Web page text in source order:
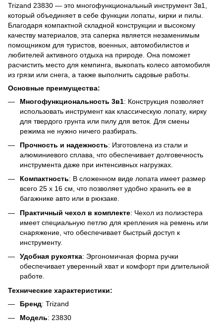
Trizand 23830 — это многофункциональный инструмент 3в1,
который объединяет в себе функции лопаты, кирки и пилы.
Благодаря компактной складной конструкции и высокому
качеству материалов, эта саперка является незаменимым
помощником для туристов, военных, автомобилистов и
любителей активного отдыха на природе. Она поможет
расчистить место для кемпинга, выкопать колесо автомобиля
из грязи или снега, а также выполнить садовые работы.
Основные преимущества:
Многофункциональность 3в1: Конструкция позволяет
использовать инструмент как классическую лопату, кирку
для твердого грунта или пилу для веток. Для смены
режима не нужно ничего разбирать.
Прочность и надежность: Изготовлена из стали и
алюминиевого сплава, что обеспечивает долговечность
инструмента даже при интенсивных нагрузках.
Компактность: В сложенном виде лопата имеет размер
всего 25 х 16 см, что позволяет удобно хранить ее в
багажнике авто или в рюкзаке.
Практичный чехол в комплекте: Чехол из полиэстера
имеет специальную петлю для крепления на ремень или
снаряжение, что обеспечивает быстрый доступ к
инструменту.
Удобная рукоятка: Эргономичная форма ручки
обеспечивает уверенный хват и комфорт при длительной
работе.
Технические характеристики:
Бренд: Trizand
Модель: 23830